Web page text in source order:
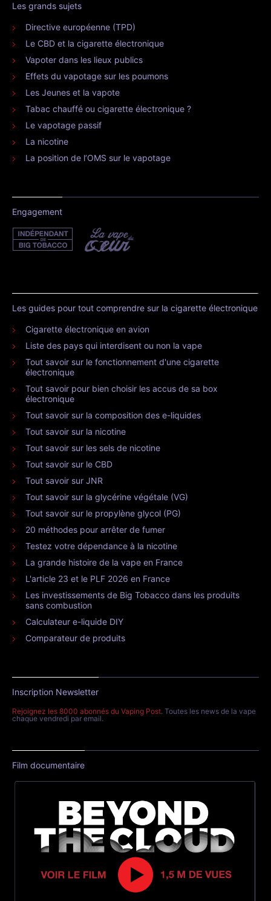
Les grands sujets
Directive européenne (TPD)
Le CBD et la cigarette électronique
Vapoter dans les lieux publics
Effets du vapotage sur les poumons
Les Jeunes et la vapote
Tabac chauffé ou cigarette électronique ?
Le vapotage passif
La nicotine
La position de l’OMS sur le vapotage
Engagement
Les guides pour tout comprendre sur la cigarette électronique
Cigarette électronique en avion
Liste des pays qui interdisent ou non la vape
Tout savoir sur le fonctionnement d'une cigarette
électronique
Tout savoir pour bien choisir les accus de sa box
électronique
Tout savoir sur la composition des e-liquides
Tout savoir sur la nicotine
Tout savoir sur les sels de nicotine
Tout savoir sur le CBD
Tout savoir sur JNR
Tout savoir sur la glycérine végétale (VG)
Tout savoir sur le propylène glycol (PG)
20 méthodes pour arrêter de fumer
Testez votre dépendance à la nicotine
La grande histoire de la vape en France
L'article 23 et le PLF 2026 en France
Les investissements de Big Tobacco dans les produits
sans combustion
Calculateur e-liquide DIY
Comparateur de produits
Inscription Newsletter
Rejoignez les 8000 abonnés du Vaping Post. Toutes les news de la vape
chaque vendredi par email.
Film documentaire